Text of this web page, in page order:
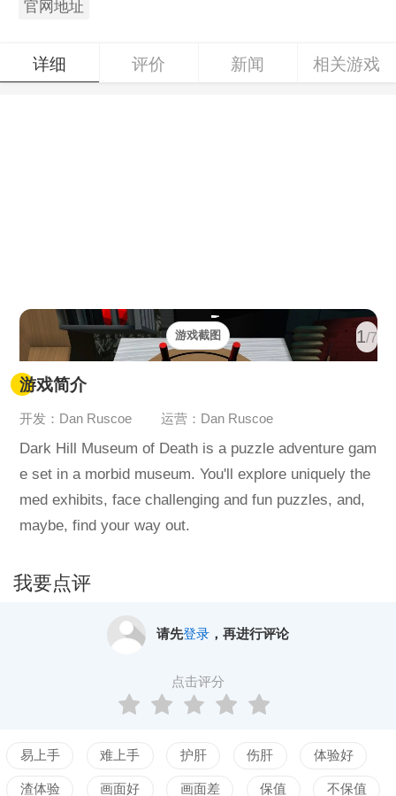
官网地址
详细 评价 新闻 相关游戏
1/7
游戏截图
游戏简介
开发：Dan Ruscoe 运营：Dan Ruscoe
Dark Hill Museum of Death is a puzzle adventure gam
e set in a morbid museum. You'll explore uniquely the
med exhibits, face challenging and fun puzzles, and,
maybe, find your way out.
我要点评
请先登录，再进行评论
点击评分
易上手 难上手 护肝 伤肝 体验好
渣体验 画面好 画面差 保值 不保值